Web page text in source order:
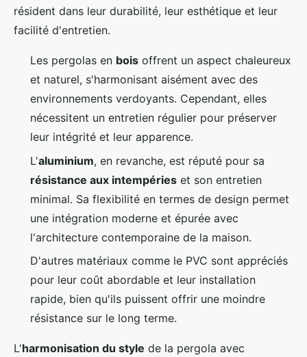
résident dans leur durabilité, leur esthétique et leur
facilité d'entretien.
Les pergolas en bois offrent un aspect chaleureux
et naturel, s'harmonisant aisément avec des
environnements verdoyants. Cependant, elles
nécessitent un entretien régulier pour préserver
leur intégrité et leur apparence.
L'aluminium, en revanche, est réputé pour sa
résistance aux intempéries et son entretien
minimal. Sa flexibilité en termes de design permet
une intégration moderne et épurée avec
l'architecture contemporaine de la maison.
D'autres matériaux comme le PVC sont appréciés
pour leur coût abordable et leur installation
rapide, bien qu'ils puissent offrir une moindre
résistance sur le long terme.
L'harmonisation du style de la pergola avec